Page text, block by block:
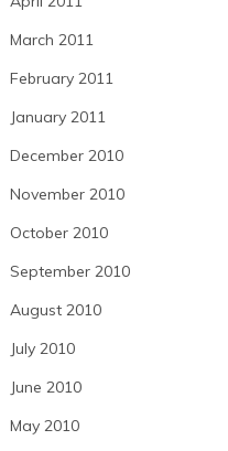
March 2011
February 2011
January 2011
December 2010
November 2010
October 2010
September 2010
August 2010
July 2010
June 2010
May 2010